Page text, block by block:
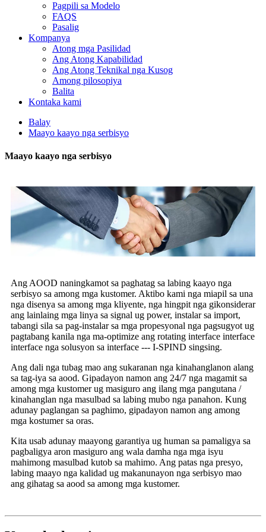
Pagpili sa Modelo
FAQS
Pasalig
Kompanya
Atong mga Pasilidad
Ang Atong Kapabilidad
Ang Atong Teknikal nga Kusog
Among pilosopiya
Balita
Kontaka kami
Balay
Maayo kaayo nga serbisyo
Maayo kaayo nga serbisyo
Ang AOOD naningkamot sa paghatag sa labing kaayo nga
serbisyo sa among mga kustomer. Aktibo kami nga miapil sa una
nga disenya sa among mga kliyente, nga hingpit nga gikonsiderar
ang lainlaing mga linya sa signal ug power, instalar sa import,
tabangi sila sa pag-instalar sa mga propesyonal nga pagsugyot ug
pagtabang kanila nga ma-optimize ang rotating interface interface
interface nga solusyon sa interface --- I-SPIND singsing.
Ang dali nga tubag mao ang sukaranan nga kinahanglanon alang
sa tag-iya sa aood. Gipadayon namon ang 24/7 nga magamit sa
among mga kustomer ug masiguro ang ilang mga pangutana /
kinahanglan nga masulbad sa labing mubo nga panahon. Kung
adunay paglangan sa paghimo, gipadayon namon ang among
mga kostumer sa oras.
Kita usab adunay maayong garantiya ug human sa pamaligya sa
pagbaligya aron masiguro ang wala damha nga mga isyu
mahimong masulbad kutob sa mahimo. Ang patas nga presyo,
labing maayo nga kalidad ug makanunayon nga serbisyo mao
ang gihatag sa aood sa among mga kustomer.